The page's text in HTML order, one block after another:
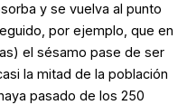
y se vuelva al punto
por ejemplo, que en
el sésamo pase de ser
la mitad de la población
pasado de los 250